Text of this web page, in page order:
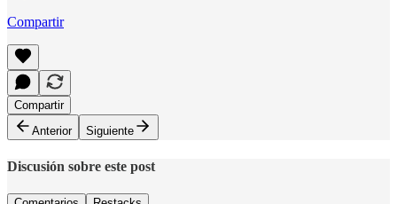
Compartir
Compartir
Anterior
Siguiente
Discusión sobre este post